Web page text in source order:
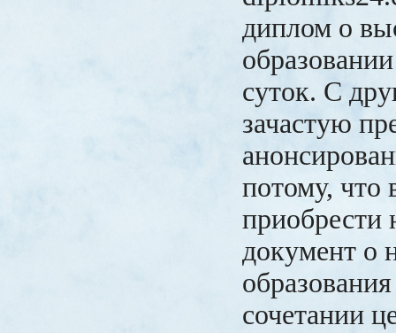
диплом о
суток. С
зачастую
потому, что
документ о
сочетании